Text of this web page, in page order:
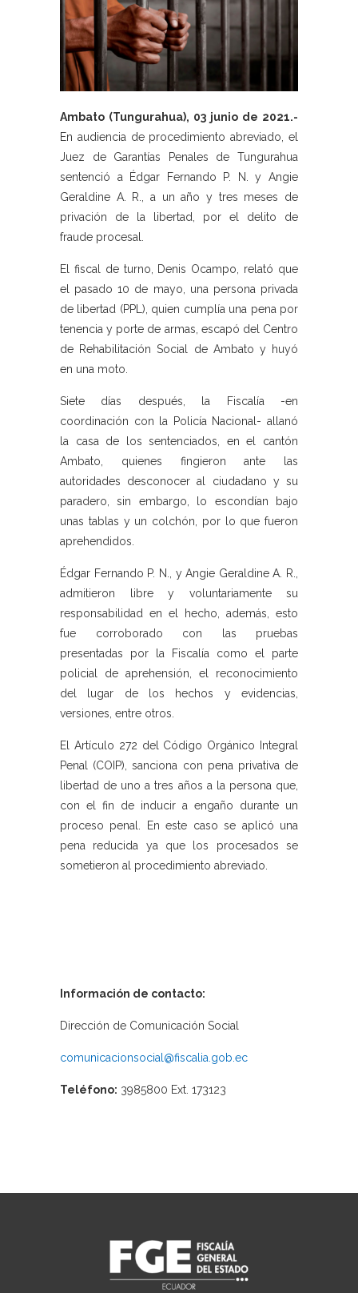
Ambato (Tungurahua), 03 junio de 2021.-
En audiencia de procedimiento abreviado, el
Juez de Garantías Penales de Tungurahua
sentenció a Édgar Fernando P. N. y Angie
Geraldine A. R., a un año y tres meses de
privación de la libertad, por el delito de
fraude procesal.
El fiscal de turno, Denis Ocampo, relató que
el pasado 10 de mayo, una persona privada
de libertad (PPL), quien cumplía una pena por
tenencia y porte de armas, escapó del Centro
de Rehabilitación Social de Ambato y huyó
en una moto.
Siete días después, la Fiscalía -en
coordinación con la Policía Nacional- allanó
la casa de los sentenciados, en el cantón
Ambato, quienes fingieron ante las
autoridades desconocer al ciudadano y su
paradero, sin embargo, lo escondían bajo
unas tablas y un colchón, por lo que fueron
aprehendidos.
Édgar Fernando P. N., y Angie Geraldine A. R.,
admitieron libre y voluntariamente su
responsabilidad en el hecho, además, esto
fue corroborado con las pruebas
presentadas por la Fiscalía como el parte
policial de aprehensión, el reconocimiento
del lugar de los hechos y evidencias,
versiones, entre otros.
El Artículo 272 del Código Orgánico Integral
Penal (COIP), sanciona con pena privativa de
libertad de uno a tres años a la persona que,
con el fin de inducir a engaño durante un
proceso penal. En este caso se aplicó una
pena reducida ya que los procesados se
sometieron al procedimiento abreviado.
Información de contacto:
Dirección de Comunicación Social
comunicacionsocial@fiscalia.gob.ec
Teléfono: 3985800 Ext. 173123